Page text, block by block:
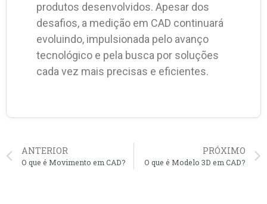
produtos desenvolvidos. Apesar dos
desafios, a medição em CAD continuará
evoluindo, impulsionada pelo avanço
tecnológico e pela busca por soluções
cada vez mais precisas e eficientes.
ANTERIOR
O que é Movimento em CAD?
PRÓXIMO
O que é Modelo 3D em CAD?